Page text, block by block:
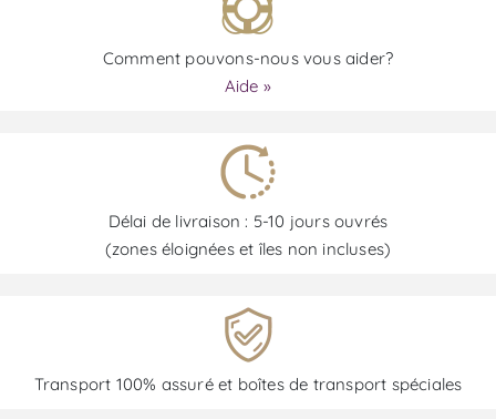
Comment pouvons-nous vous aider?
Aide »
Délai de livraison : 5-10 jours ouvrés
(zones éloignées et îles non incluses)
Transport 100% assuré et boîtes de transport spéciales